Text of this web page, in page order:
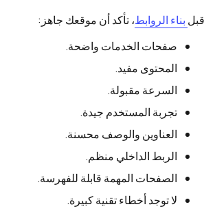
قبل بناء الروابط، تأكد أن موقعك جاهز:
صفحات الخدمات واضحة.
المحتوى مفيد.
السرعة مقبولة.
تجربة المستخدم جيدة.
العناوين والوصف محسنة.
الربط الداخلي منظم.
الصفحات المهمة قابلة للفهرسة.
لا توجد أخطاء تقنية كبيرة.